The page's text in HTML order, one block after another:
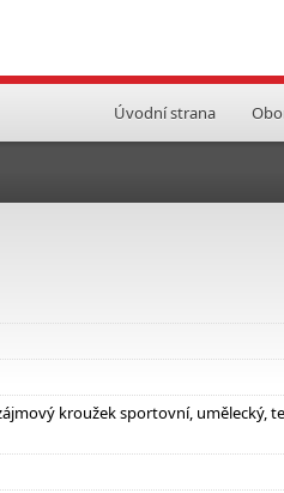
Úvodní strana
kroužek sportovní, umělecký,